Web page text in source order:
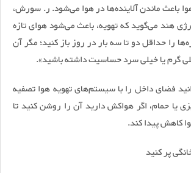
باعث ماندن آلاینده‌ها در هوا می‌شود. ر. سورش،
هند می‌گوید که تهویه، باعث می‌شود هوای تازه
را حداقل دو تا سه بار در روز باز کنید؛ مگر آن
گرم یا خیلی سرد حساسیت داشته باشید».
فضای داخل را با سیستم‌های تهویه هوا تصفیه
یا حمام، اگر هواکش دارید آن را روشن کنید تا
کاهش پیدا کند.